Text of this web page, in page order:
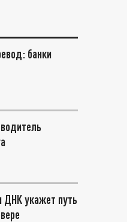
банки
ДНК укажет путь